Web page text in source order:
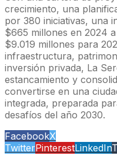
crecimiento, una
por 380 iniciativas, una
$665 millones en 2024
$9.019 millones para
infraestructura,
inversión privada, La
estancamiento y
convertirse en una
integrada, preparada
desafíos del año 2030.
FacebookX
TwitterPinterestLinkedIn